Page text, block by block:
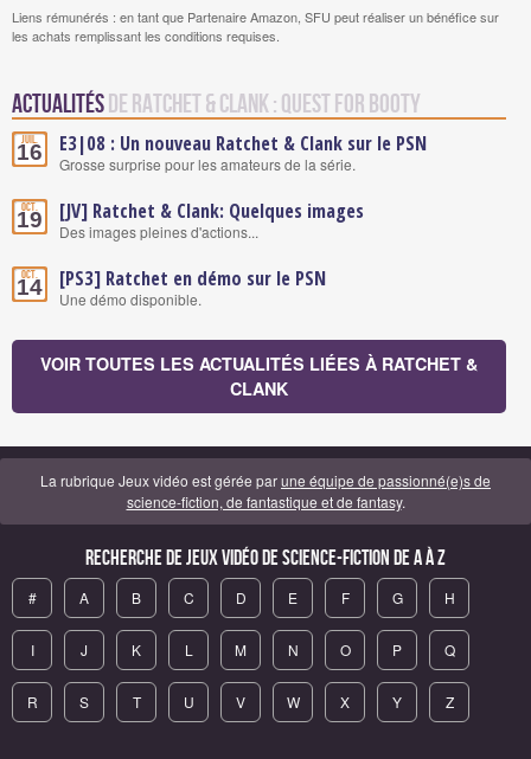
Liens rémunérés : en tant que Partenaire Amazon, SFU peut réaliser un bénéfice sur
les achats remplissant les conditions requises.
Actualitésde Ratchet & Clank : Quest for Booty
Juil.
16 E3|08 : Un nouveau Ratchet & Clank sur le PSN
Grosse surprise pour les amateurs de la série.
Oct.
19 [JV] Ratchet & Clank: Quelques images
Des images pleines d'actions...
Oct.
14 [PS3] Ratchet en démo sur le PSN
Une démo disponible.
VOIR TOUTES LES ACTUALITÉS LIÉES À RATCHET &
CLANK
La rubrique Jeux vidéo est gérée parune équipe de passionné(e)s de
science-fiction, de fantastique et de fantasy.
Recherche de Jeux vidéo de science-fiction de A à Z
# A B C D E F G H
I J K L M N O P Q
R S T U V W X Y Z